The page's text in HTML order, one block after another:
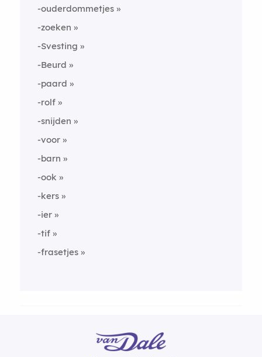
-ouderdommetjes
-zoeken
-Svesting
-Beurd
-paard
-rolf
-snijden
-voor
-barn
-ook
-kers
-ier
-tif
-frasetjes